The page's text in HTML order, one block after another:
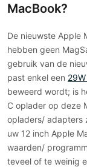
MacBook?
De nieuwste Apple
hebben geen
gebruik van de
past enkel een
beweerd wordt; is
C oplader op deze
opladers/ adapters
uw 12 inch Apple
waarden/
teveel of te weinig